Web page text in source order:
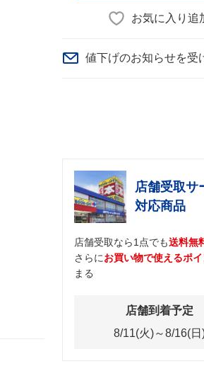
お気に入り追
値下げのお知らせを受
店舗受取サ
対応商品
店舗受取なら1点でも送料無
さらにお買い物で使えるポイ
まる
店舗到着予定
8/11(火)～8/16(日